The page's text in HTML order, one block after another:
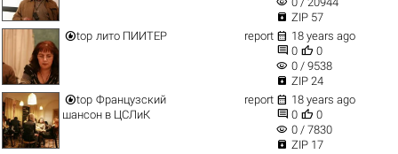
 ZIP 57
top лито ПИИТЕР report  18 years ago
 0  0
visibility 0 / 9538
 ZIP 24
top Французский
шансон в ЦСЛиК
report  18 years ago
 0  0
visibility 0 / 7830
 ZIP 17